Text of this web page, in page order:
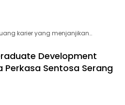
karier yang menjanjikan…
Development
Perkasa Sentosa Serang